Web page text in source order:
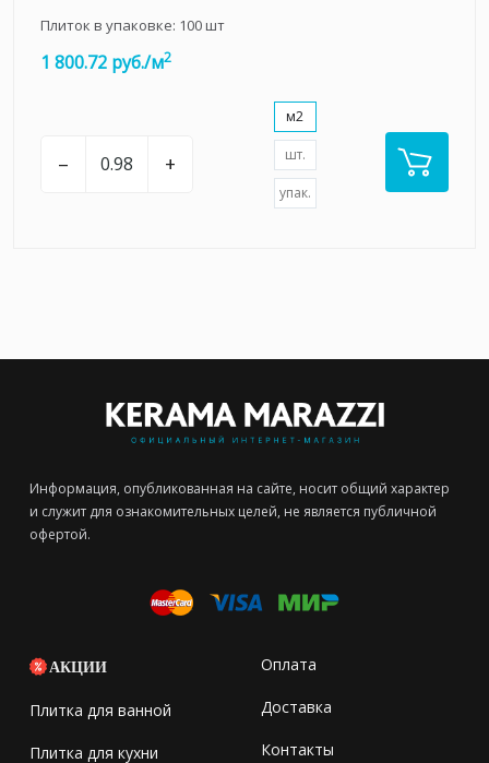
Плиток в упаковке: 100шт
1 800.72 руб./м2
– +
м2
шт.
упак.
Информация, опубликованная на сайте, носит общий характер
и служит для ознакомительных целей, не является публичной
офертой.
АКЦИИ
Плитка для ванной
Плитка для кухни
Оплата
Доставка
Контакты